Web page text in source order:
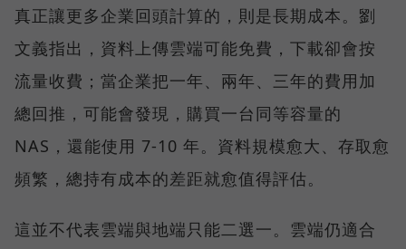
真正讓更多企業回頭計算的，則是長期成本。劉
文義指出，資料上傳雲端可能免費，下載卻會按
流量收費；當企業把一年、兩年、三年的費用加
總回推，可能會發現，購買一台同等容量的
NAS，還能使用 7-10 年。資料規模愈大、存取愈
頻繁，總持有成本的差距就愈值得評估。
這並不代表雲端與地端只能二選一。雲端仍適合